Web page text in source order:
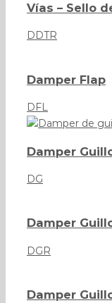
Vías – Sello
DDTR
Damper Flap
DFL
Damper
DG
Damper
DGR
Damper